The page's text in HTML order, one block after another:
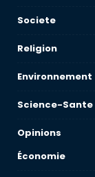
Societe
Religion
Environnement
Science-Sante
Opinions
Économie